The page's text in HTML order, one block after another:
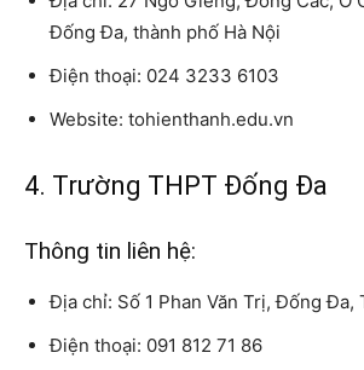
Đống Đa, thành phố Hà Nội
Điện thoại: 024 3233 6103
Website: tohienthanh.edu.vn
4. Trường THPT Đống Đa
Thông tin liên hệ:
Địa chỉ: Số 1 Phan Văn Trị, Đống Đa,
Điện thoại: 091 812 71 86